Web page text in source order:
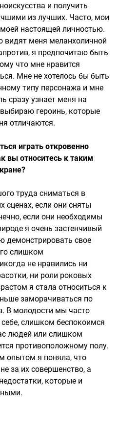
и получить
из лучших. Часто, мои
настоящей личностью.
видят меня меланхоличной
я предпочитаю быть
что мне нравится
Мне не хотелось бы быть
типу персонажа и мне
сразу узнает меня на
героинь, которые
отличаются.
играть откровенно
вы относитесь к таким
труда сниматься в
сценах, если они сняты
если они необходимы
я очень застенчивый
демонстрировать свое
слишком
не нравились ни
ни роли роковых
я стала относиться к
заморачиваться по
В молодости мы часто
слишком беспокоимся
людей или слишком
противоположному полу.
опытом я поняла, что
за их совершенство, а
которые и